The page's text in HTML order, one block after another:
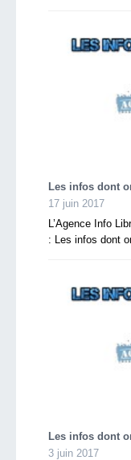
Les infos dont
17 juin 2017
L’Agence Info
: Les infos dont
Les infos dont
3 juin 2017